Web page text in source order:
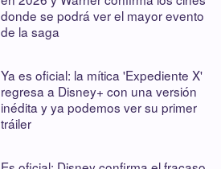
donde se podrá ver el mayor evento
de la saga
Ya es oficial: la mítica 'Expediente X'
regresa a Disney+ con una versión
inédita y ya podemos ver su primer
tráiler